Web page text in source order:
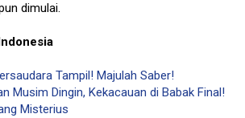
dimulai.
Tampil! Majulah Saber!
Musim Dingin, Kekacauan di Babak Final!
Misterius